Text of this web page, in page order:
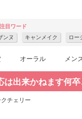
注目ワード
ンヌ キャンメイク ロー
オーラル メン
出来かねます何
チェリー